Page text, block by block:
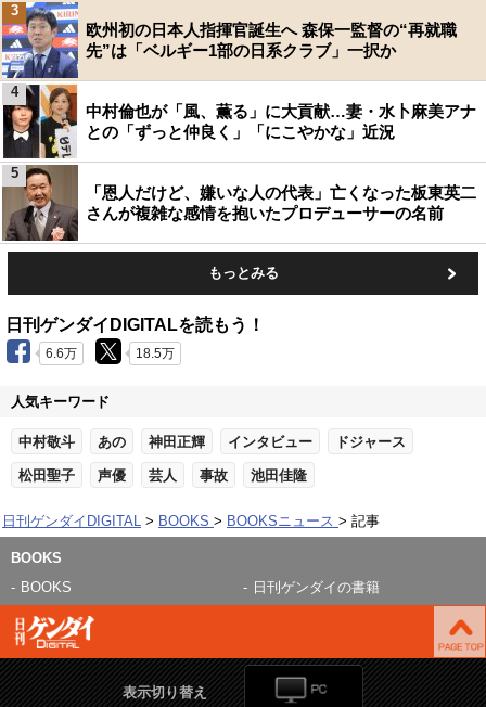
欧州初の日本人指揮官誕生へ 森保一監督の“再就職
先”は「ベルギー1部の日系クラブ」一択か
3
中村倫也が「風、薫る」に大貢献…妻・水卜麻美アナ
との「ずっと仲良く」「にこやかな」近況
4
「恩人だけど、嫌いな人の代表」亡くなった板東英二
さんが複雑な感情を抱いたプロデューサーの名前
5
もっとみる
日刊ゲンダイDIGITALを読もう！
6.6万 18.5万
人気キーワード
中村敬斗 あの 神田正輝 インタビュー ドジャース
松田聖子 声優 芸人 事故 池田佳隆
日刊ゲンダイDIGITAL BOOKS BOOKSニュース 記事
BOOKS
BOOKS
日刊ゲンダイの書籍
表示切り替え